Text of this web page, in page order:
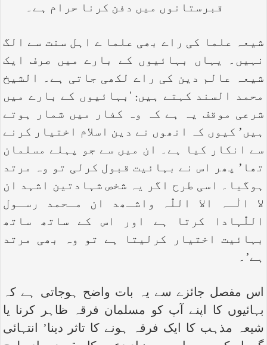
قبرستانوں میں دفن کرنا حرام ہے۔
شیعہ علما کی راے بھی علما ے اہل سنت سے الگ
نہیں۔ یہاں بہائیوں کے بارے میں صرف ایک
شیعہ عالم دین کی راے لکھی جاتی ہے۔ الشیخ
محمد السند کہتے ہیں: ‘بہائیوں کے بارے میں
شرعی موقف یہ ہے کہ وہ کفار میں شمار ہوتے
ہیں’ کیوں کہ انھوں نے دین اسلام اختیار کرنے
سے انکار کیا ہے۔ ان میں سے جو پہلے مسلمان
تھا’ پھر اس نے بہائیت قبول کرلی تو وہ مرتد
ہوگیا۔ اسی طرح اگر یہ شخص شہادتین اشہد ان
لا الٰـہ الا اللّٰہ واشـھد ان مـحمد رسـول
اللّٰہادا کرتا ہے اور اس کے ساتھ ساتھ
بہائیت اختیار کرلیتا ہے تو وہ بھی مرتد
ہے’۔
اس مفصل جائزے سے یہ بات واضح ہوجاتی ہے کہ
بہائیوں کا اپنے آپ کو مسلمان فرقہ ظاہر کرنا یا
شیعہ مذہب کا ایک فرقہ ہونے کا تاثر دینا’ انتہائی